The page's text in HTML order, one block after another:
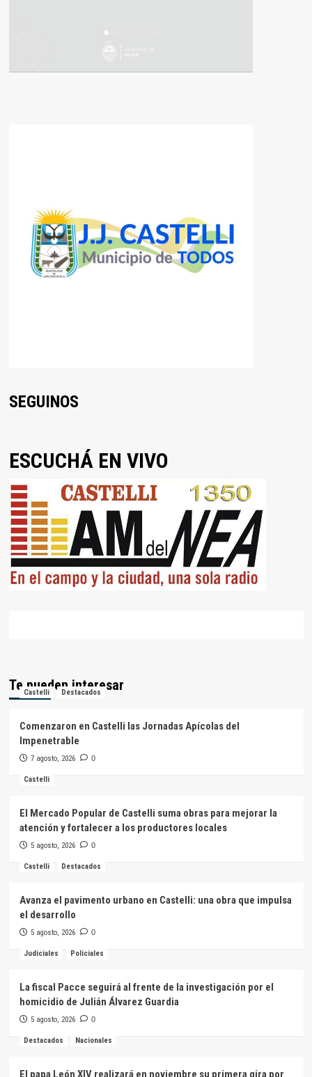
SEGUINOS
ESCUCHÁ EN VIVO
Te pueden interesar
Castelli Destacados
Comenzaron en Castelli las Jornadas Apícolas del
Impenetrable
7 agosto, 2026 0
Castelli
El Mercado Popular de Castelli suma obras para mejorar la
atención y fortalecer a los productores locales
5 agosto, 2026 0
Castelli Destacados
Avanza el pavimento urbano en Castelli: una obra que impulsa
el desarrollo
5 agosto, 2026 0
Judiciales Policiales
La fiscal Pacce seguirá al frente de la investigación por el
homicidio de Julián Álvarez Guardia
5 agosto, 2026 0
Destacados Nacionales
El papa León XIV realizará en noviembre su primera gira por